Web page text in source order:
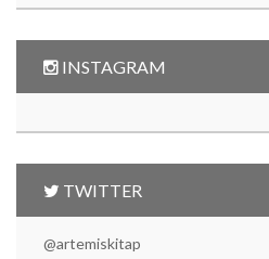
INSTAGRAM
TWITTER
@artemiskitap